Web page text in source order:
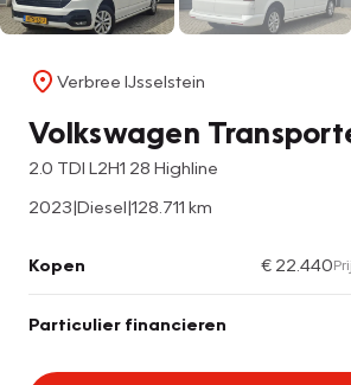
Verbree IJsselstein
Volkswagen
2.0 TDI L2H1 28 Highline
2023|Diesel|128.711 km
Kopen € 22.440
Particulier financieren